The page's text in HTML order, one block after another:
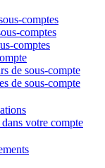
comptes
comptes
comptes
de sous-compte
de sous-compte
votre compte